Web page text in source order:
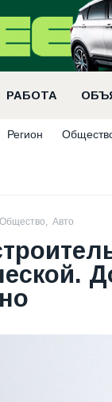
РАБОТА
Регион
Общество, Авто